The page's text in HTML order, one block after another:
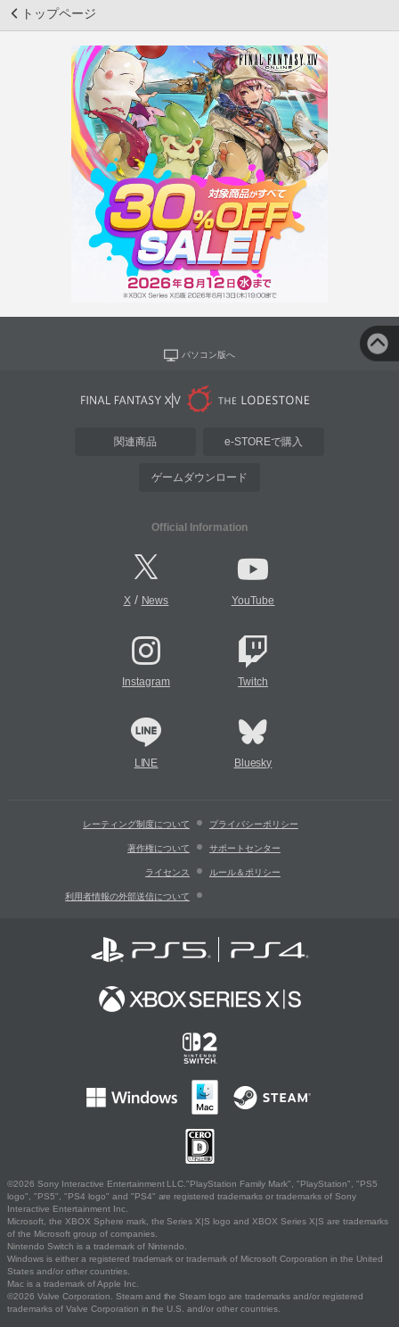
トップページ
パソコン版へ
関連商品 e-STOREで購入
ゲームダウンロード
Official Information
X/ News YouTube
Instagram Twitch
LINE Bluesky
レーティング制度について プライバシーポリシー
著作権について サポートセンター
ライセンス ルール＆ポリシー
利用者情報の外部送信について
©2026 Sony Interactive Entertainment LLC."PlayStation Family Mark", "PlayStation", "PS5
logo", "PS5", "PS4 logo" and "PS4" are registered trademarks or trademarks of Sony
Interactive Entertainment Inc.
Microsoft, the XBOX Sphere mark, the Series X|S logo and XBOX Series X|S are trademarks
of the Microsoft group of companies.
Nintendo Switch is a trademark of Nintendo.
Windows is either a registered trademark or trademark of Microsoft Corporation in the United
States and/or other countries.
Mac is a trademark of Apple Inc.
©2026 Valve Corporation. Steam and the Steam logo are trademarks and/or registered
trademarks of Valve Corporation in the U.S. and/or other countries.